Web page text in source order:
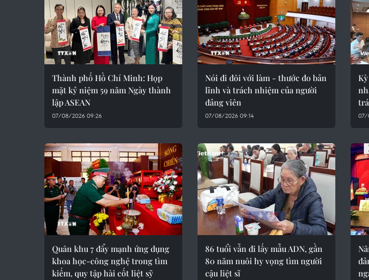
Thành phố Hồ Chí Minh: Họp
mặt kỷ niệm 59 năm Ngày thành
lập ASEAN
07/08/2026 09:26
Nói đi đôi với làm - thước đo bản
lĩnh và trách nhiệm của người
đảng viên
07/08/2026 09:14 07/
Quân khu 7 đẩy mạnh ứng dụng
khoa học-công nghệ trong tìm
kiếm, quy tập hài cốt liệt sỹ
86 tuổi vẫn đi lấy mẫu ADN, gần
80 năm nuôi hy vọng tìm người
cậu liệt sĩ